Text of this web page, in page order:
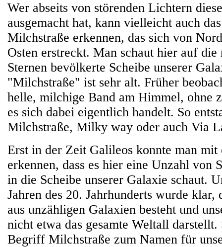
Wer abseits von störenden Lichtern
ausgemacht hat, kann vielleicht auch
Milchstraße erkennen, das sich von
Osten erstreckt. Man schaut hier auf
Sternen bevölkerte Scheibe unserer
"Milchstraße" ist sehr alt. Früher
helle, milchige Band am Himmel, ohne
es sich dabei eigentlich handelt. So
Milchstraße, Milky way oder auch Via
Erst in der Zeit Galileos konnte man mit
erkennen, dass es hier eine Unzahl von
in die Scheibe unserer Galaxie schaut.
Jahren des 20. Jahrhunderts wurde klar,
aus unzähligen Galaxien besteht und
nicht etwa das gesamte Weltall darstellt.
Begriff Milchstraße zum Namen für